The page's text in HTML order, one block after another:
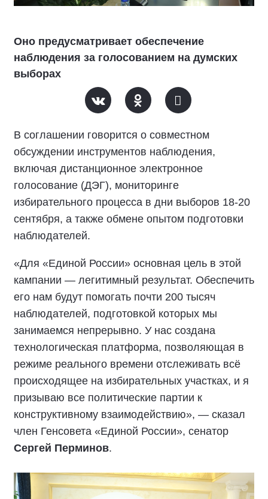
Оно предусматривает обеспечение
наблюдения за голосованием на думских
выборах
В соглашении говорится о совместном
обсуждении инструментов наблюдения,
включая дистанционное электронное
голосование (ДЭГ), мониторинге
избирательного процесса в дни выборов 18-20
сентября, а также обмене опытом подготовки
наблюдателей.
«Для «Единой России» основная цель в этой
кампании — легитимный результат. Обеспечить
его нам будут помогать почти 200 тысяч
наблюдателей, подготовкой которых мы
занимаемся непрерывно. У нас создана
технологическая платформа, позволяющая в
режиме реального времени отслеживать всё
происходящее на избирательных участках, и я
призываю все политические партии к
конструктивному взаимодействию», — сказал
член Генсовета «Единой России», сенатор
Сергей Перминов.